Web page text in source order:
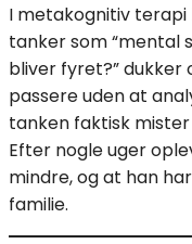
I metakognitiv
tanker som “mental
bliver fyret?” dukker
passere uden at
tanken faktisk
Efter nogle uger
mindre, og at han
familie.